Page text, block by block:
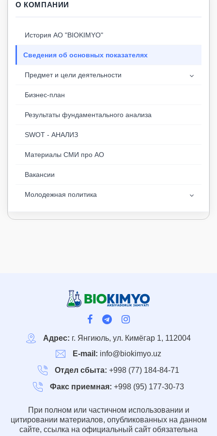
О КОМПАНИИ
История АО "BIOKIMYO"
Сведения об основных показателях
Предмет и цели деятельности
Бизнес-план
Результаты фундаментального анализа
SWOT - АНАЛИЗ
Материалы СМИ про АО
Вакансии
Молодежная политика
Адрес: г. Янгиюль, ул. Кимёгар 1, 112004
E-mail: info@biokimyo.uz
Отдел сбыта: +998 (77) 184-84-71
Факс приемная: +998 (95) 177-30-73
При полном или частичном использовании и
цитировании материалов, опубликованных на данном
сайте, ссылка на официальный сайт обязательна